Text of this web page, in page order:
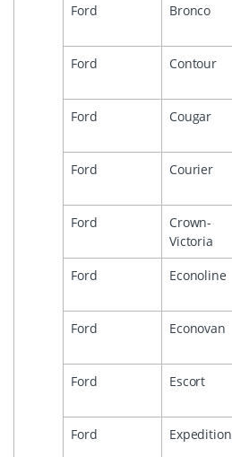
Ford Bronco
Ford Contour
Ford Cougar
Ford Courier
Ford
Crown-
Victoria
Ford Econoline
Ford Econovan
Ford Escort
Ford Expedition